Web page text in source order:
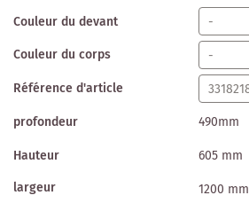
Couleur du devant
Couleur du corps
Référence d'article
profondeur
490mm
Hauteur
605 mm
largeur
1200 mm